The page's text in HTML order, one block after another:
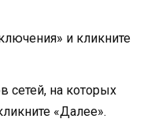
и кликните
сетей, на которых
«Далее».